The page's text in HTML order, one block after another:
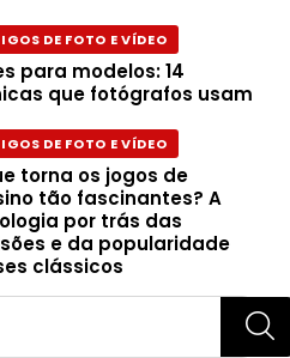
DE FOTO E VÍDEO
para modelos: 14
que fotógrafos usam
DE FOTO E VÍDEO
torna os jogos de
tão fascinantes? A
por trás das
e da popularidade
clássicos